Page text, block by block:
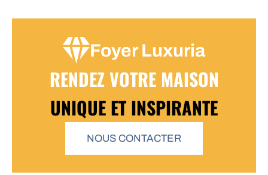
Foyer Luxuria
RENDEZ VOTRE MAISON
UNIQUE ET INSPIRANTE
NOUS CONTACTER